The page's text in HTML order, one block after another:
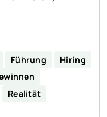
Führung
Hiring
Realität